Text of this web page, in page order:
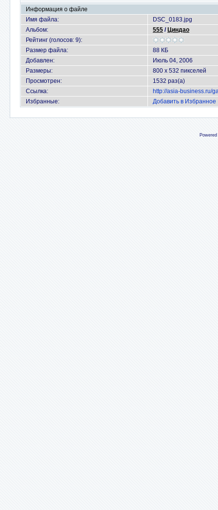
Информация о файле
Имя файла:
DSC_0183.jpg
Альбом:
555 / Циндао
Рейтинг (голосов: 9):
Размер файла:
88 КБ
Добавлен:
Июль 04, 2006
Размеры:
800 x 532 пикселей
Просмотрен:
1532 раз(а)
Ссылка:
http://asia-business.ru/
Избранные:
Добавить в Избранное